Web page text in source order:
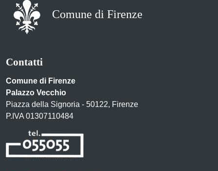
Comune di Firenze
Contatti
Comune di Firenze
Palazzo Vecchio
Piazza della Signoria - 50122, Firenze
P.IVA 01307110484